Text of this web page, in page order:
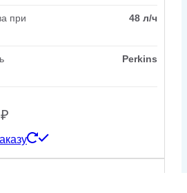
при
48 л/ч
Perkins
₽